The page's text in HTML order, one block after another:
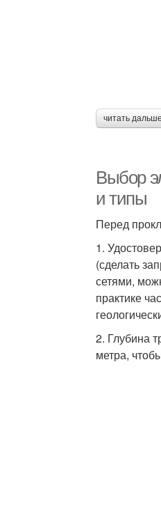
читать
Выбор
и типы
Перед
1.
(сделать
сетями,
практике
2. Глубина
метра,